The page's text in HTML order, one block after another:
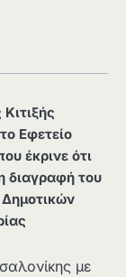
Εφετείο
έκρινε ότι
διαγραφή του
με